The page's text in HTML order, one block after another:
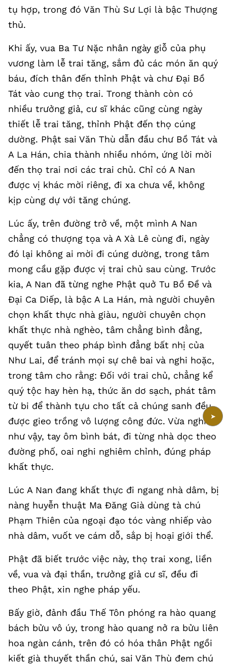
➤
tụ hợp, trong đó Văn Thù Sư Lợi là bậc Thượng
thủ.
Khi ấy, vua Ba Tư Nặc nhân ngày giỗ của phụ
vương làm lễ trai tăng, sắm đủ các món ăn quý
báu, đích thân đến thỉnh Phật và chư Đại Bồ
Tát vào cung thọ trai. Trong thành còn có
nhiều trưởng giả, cư sĩ khác cũng cùng ngày
thiết lễ trai tăng, thỉnh Phật đến thọ cúng
dường. Phật sai Văn Thù dẫn đầu chư Bồ Tát và
A La Hán, chia thành nhiều nhóm, ứng lời mời
đến thọ trai nơi các trai chủ. Chỉ có A Nan
được vị khác mời riêng, đi xa chưa về, không
kịp cùng dự với tăng chúng.
Lúc ấy, trên đường trở về, một mình A Nan
chẳng có thượng tọa và A Xà Lê cùng đi, ngày
đó lại không ai mời đi cúng dường, trong tâm
mong cầu gặp được vị trai chủ sau cùng. Trước
kia, A Nan đã từng nghe Phật quở Tu Bồ Đề và
Đại Ca Diếp, là bậc A La Hán, mà người chuyên
chọn khất thực nhà giàu, người chuyên chọn
khất thực nhà nghèo, tâm chẳng bình đẳng,
quyết tuân theo pháp bình đẳng bất nhị của
Như Lai, để tránh mọi sự chê bai và nghi hoặc,
trong tâm cho rằng: Đối với trai chủ, chẳng kể
quý tộc hay hèn hạ, thức ăn dơ sạch, phát tâm
từ bi để thành tựu cho tất cả chúng sanh đều
được gieo trồng vô lượng công đức. Vừa nghĩ
như vậy, tay ôm bình bát, đi từng nhà dọc theo
đường phố, oai nghi nghiêm chỉnh, đúng pháp
khất thực.
Lúc A Nan đang khất thực đi ngang nhà dâm, bị
nàng huyễn thuật Ma Đăng Già dùng tà chú
Phạm Thiên của ngoại đạo tóc vàng nhiếp vào
nhà dâm, vuốt ve cám dỗ, sắp bị hoại giới thể.
Phật đã biết trước việc này, thọ trai xong, liền
về, vua và đại thần, trưởng giả cư sĩ, đều đi
theo Phật, xin nghe pháp yếu.
Bấy giờ, đảnh đầu Thế Tôn phóng ra hào quang
bách bửu vô úy, trong hào quang nở ra bửu liên
hoa ngàn cánh, trên đó có hóa thân Phật ngồi
kiết già thuyết thần chú, sai Văn Thù đem chú